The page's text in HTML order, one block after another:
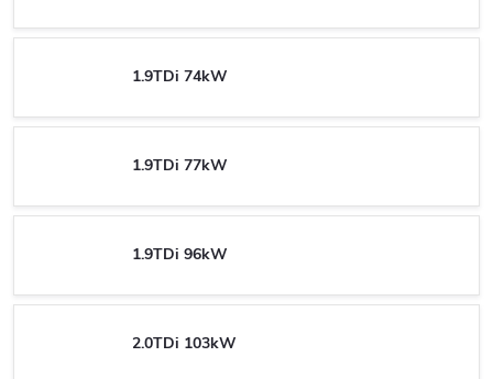
1.9TDi 74kW
1.9TDi 77kW
1.9TDi 96kW
2.0TDi 103kW